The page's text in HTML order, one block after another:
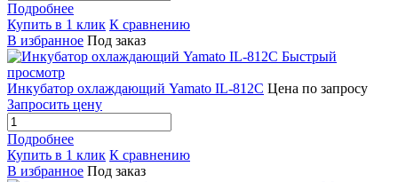
Подробнее
Купить в 1 клик К сравнению
В избранное Под заказ
Быстрый
просмотр
Инкубатор охлаждающий Yamato IL-812C Цена по запросу
Запросить цену
Подробнее
Купить в 1 клик К сравнению
В избранное Под заказ